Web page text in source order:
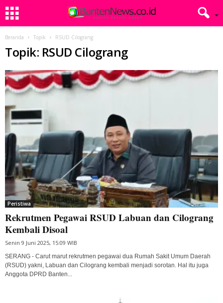
Beranda Topik RSUD Cilograng
Topik: RSUD Cilograng
Peristiwa
Rekrutmen Pegawai RSUD Labuan dan Cilograng
Kembali Disoal
Senin 9 Juni 2025, 15:09 WIB
SERANG - Carut marut rekrutmen pegawai dua Rumah Sakit Umum Daerah
(RSUD) yakni, Labuan dan Cilograng kembali menjadi sorotan. Hal itu juga
Anggota DPRD Banten...